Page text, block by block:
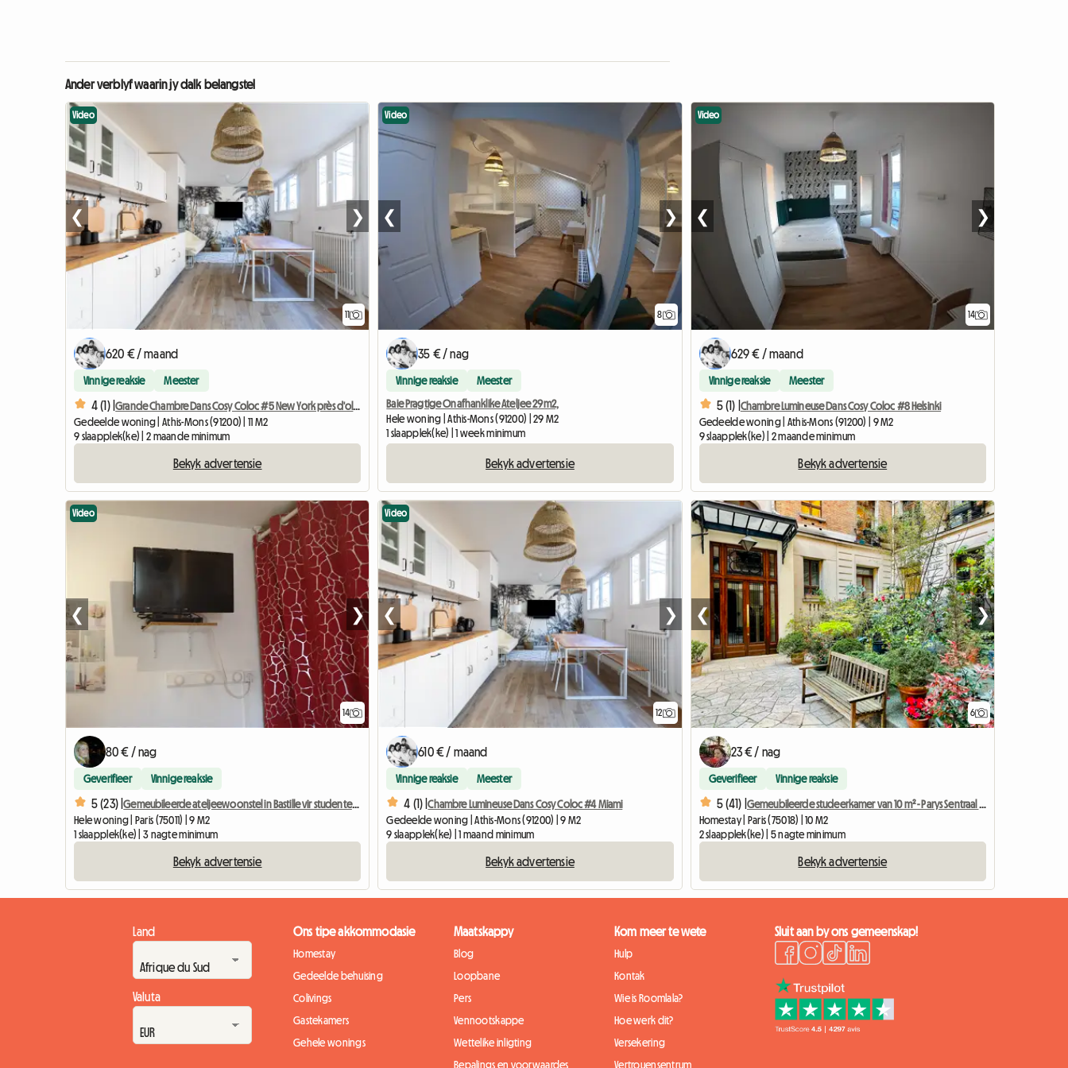
Ander verblyf waarin jy dalk belangstel
11
Video
❮ ❯
620 € / maand
Vinnige reaksie Meester
4 (1) |
Grande Chambre Dans Cosy Coloc #5 New York près d'olry
Gedeelde woning | Athis-Mons (91200) | 11 M2
9 slaapplek(ke) | 2 maande minimum
Bekyk advertensie
8
Video
❮ ❯
35 € / nag
Vinnige reaksie Meester
Baie Pragtige Onafhanklike Ateljee 29m2,
Hele woning | Athis-Mons (91200) | 29 M2
1 slaapplek(ke) | 1 week minimum
Bekyk advertensie
14
Video
❮ ❯
629 € / maand
Vinnige reaksie Meester
5 (1) | Chambre Lumineuse Dans Cosy Coloc #8 Helsinki
Gedeelde woning | Athis-Mons (91200) | 9 M2
9 slaapplek(ke) | 2 maande minimum
Bekyk advertensie
14
Video
❮ ❯
80 € / nag
Geverifieer Vinnige reaksie
5 (23) |
Gemeubileerde ateljeewoonstel in Bastille vir studente, interns of sakereisigers.
Hele woning | Paris (75011) | 9 M2
1 slaapplek(ke) | 3 nagte minimum
Bekyk advertensie
12
Video
❮ ❯
610 € / maand
Vinnige reaksie Meester
4 (1) |Chambre Lumineuse Dans Cosy Coloc #4 Miami
Gedeelde woning | Athis-Mons (91200) | 9 M2
9 slaapplek(ke) | 1 maand minimum
Bekyk advertensie
6
❮ ❯
23 € / nag
Geverifieer Vinnige reaksie
5 (41) |
Gemeubileerde studeerkamer van 10 m² - Parys Sentraal - Stil en helder
Homestay | Paris (75018) | 10 M2
2 slaapplek(ke) | 5 nagte minimum
Bekyk advertensie
Land
Valuta
Ons tipe akkommodasie
Homestay
Gedeelde behuising
Colivings
Gastekamers
Gehele wonings
Maatskappy
Blog
Loopbane
Pers
Vennootskappe
Wettelike inligting
Bepalings en voorwaardes
Kom meer te wete
Hulp
Kontak
Wie is Roomlala?
Hoe werk dit?
Versekering
Vertrouensentrum
Sluit aan by ons gemeenskap!